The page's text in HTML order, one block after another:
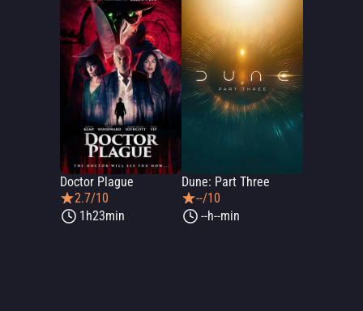
Doctor Plague
2.7/10
1h23min
Dune: Part Three
--/10
--h--min